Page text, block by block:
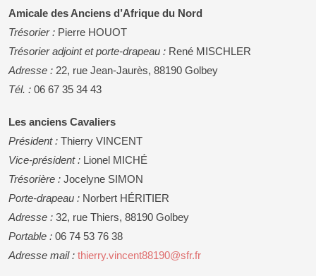
Amicale des Anciens d’Afrique du Nord
Trésorier : Pierre HOUOT
Trésorier adjoint et porte-drapeau : René MISCHLER
Adresse : 22, rue Jean-Jaurès, 88190 Golbey
Tél. : 06 67 35 34 43
Les anciens Cavaliers
Président : Thierry VINCENT
Vice-président : Lionel MICHÉ
Trésorière : Jocelyne SIMON
Porte-drapeau : Norbert HÉRITIER
Adresse : 32, rue Thiers, 88190 Golbey
Portable : 06 74 53 76 38
Adresse mail : thierry.vincent88190@sfr.fr